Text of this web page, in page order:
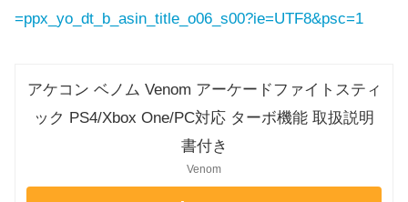
=ppx_yo_dt_b_asin_title_o06_s00?ie=UTF8&psc=1
アケコン ベノム Venom アーケードファイトスティ
ック PS4/Xbox One/PC対応 ターボ機能 取扱説明
書付き
Venom